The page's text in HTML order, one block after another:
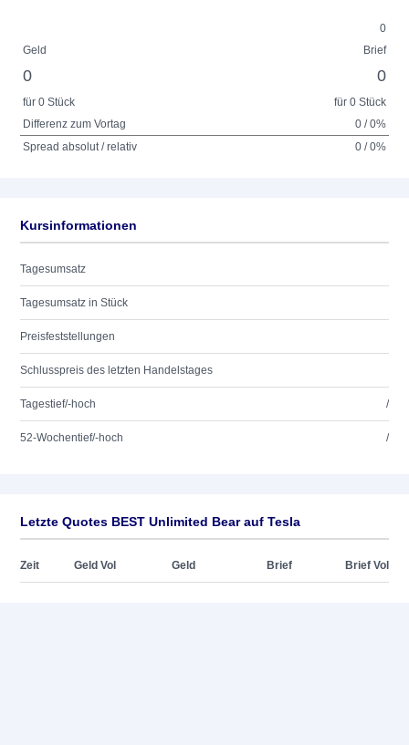
0
Geld
Brief
0 0
für 0 Stück
für 0 Stück
Differenz zum Vortag
0 / 0%
Spread absolut / relativ
0 / 0%
Kursinformationen
Tagesumsatz
Tagesumsatz in Stück
Preisfeststellungen
Schlusspreis des letzten Handelstages
Tagestief/-hoch /
52-Wochentief/-hoch /
Letzte Quotes BEST Unlimited Bear auf Tesla
Zeit Geld Vol Geld Brief Brief Vol